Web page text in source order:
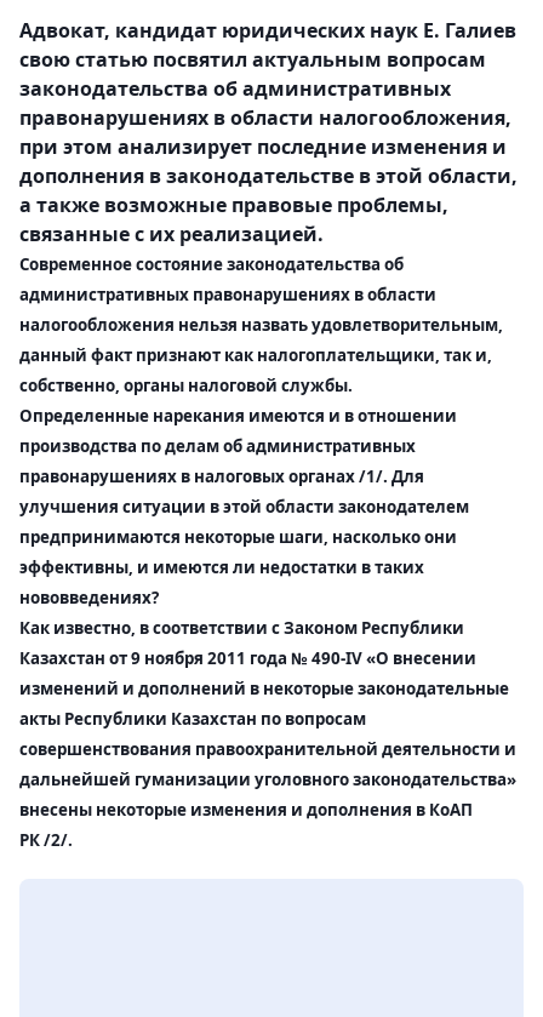
Адвокат, кандидат юридических наук Е. Галиев
свою статью посвятил актуальным вопросам
законодательства об административных
правонарушениях в области налогообложения,
при этом анализирует последние изменения и
дополнения в законодательстве в этой области,
а также возможные правовые проблемы,
связанные с их реализацией.
Современное состояние законодательства об
административных правонарушениях в области
налогообложения нельзя назвать удовлетворительным,
данный факт признают как налогоплательщики, так и,
собственно, органы налоговой службы.
Определенные нарекания имеются и в отношении
производства по делам об административных
правонарушениях в налоговых органах /1/. Для
улучшения ситуации в этой области законодателем
предпринимаются некоторые шаги, насколько они
эффективны, и имеются ли недостатки в таких
нововведениях?
Как известно, в соответствии с Законом Республики
Казахстан от 9 ноября 2011 года № 490-IV «О внесении
изменений и дополнений в некоторые законодательные
акты Республики Казахстан по вопросам
совершенствования правоохранительной деятельности и
дальнейшей гуманизации уголовного законодательства»
внесены некоторые изменения и дополнения в КоАП
РК /2/.